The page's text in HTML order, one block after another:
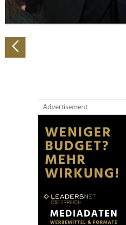
zu können und die Zugriffe auf
analysieren. Außerdem geben
soziale Medien, Werbung und
Partner führen diese
Advertisement